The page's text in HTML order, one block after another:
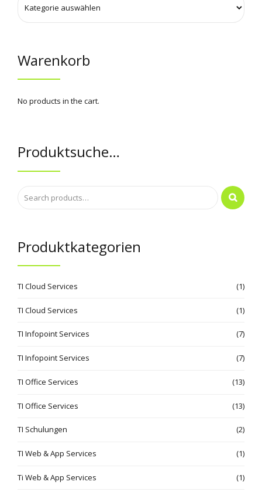
Warenkorb
No products in the cart.
Produktsuche…
Produktkategorien
TI Cloud Services (1)
TI Cloud Services (1)
TI Infopoint Services (7)
TI Infopoint Services (7)
TI Office Services (13)
TI Office Services (13)
TI Schulungen (2)
TI Web & App Services (1)
Ti Web & App Services (1)